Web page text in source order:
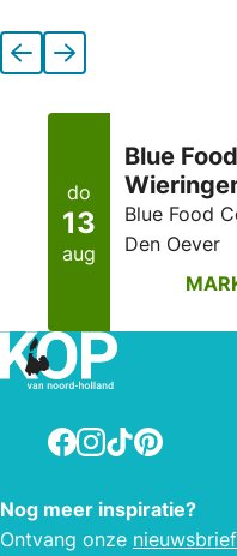
VorigeVolgende
do
13
aug
Blue
Blue Food
Den Oever
Facebook
Instagram
TikTokPinterest
Nog meer inspiratie?
Ontvang onze nieuwsbrief